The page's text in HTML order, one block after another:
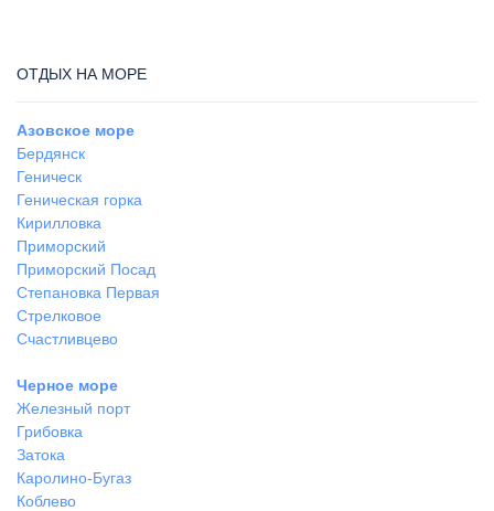
ОТДЫХ НА МОРЕ
Азовское море
Бердянск
Геническ
Геническая горка
Кирилловка
Приморский
Приморский Посад
Степановка Первая
Стрелковое
Счастливцево
Черное море
Железный порт
Грибовка
Затока
Каролино-Бугаз
Коблево